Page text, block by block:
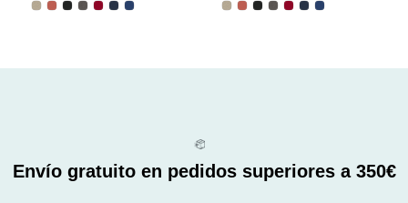
Envío gratuito en pedidos superiores a 350€